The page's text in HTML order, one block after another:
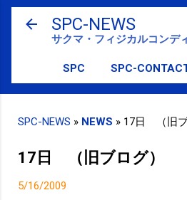
スキップしてメイン コ
SPC-NEWS
サクマ・フィジカルコンデ
SPC SPC-
SPC-NEWS » NEWS » 17日 （旧ブ
17日 （旧ブログ）
5/16/2009